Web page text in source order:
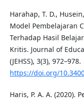
Harahap, T. D.,
Model Pembelajaran
Terhadap Hasil
Kritis. Journal of
(JEHSS), 3(3), 972–978.
https://doi.org/
Haris, P. A. A. (2020).